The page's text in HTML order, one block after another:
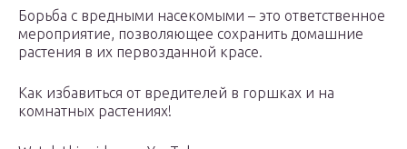
Борьба с вредными насекомыми – это ответственное
мероприятие, позволяющее сохранить домашние
растения в их первозданной красе.
Как избавиться от вредителей в горшках и на
комнатных растениях!